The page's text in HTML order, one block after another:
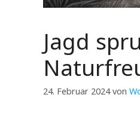
Jagd
24. Februar 2024 von